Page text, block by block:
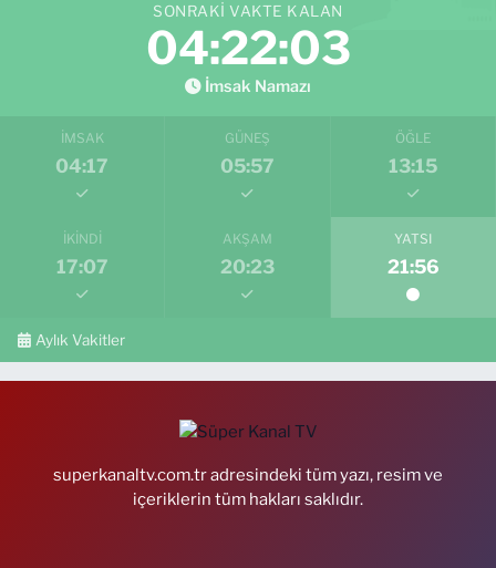
SONRAKI VAKTE KALAN
04:22:02
İmsak Namazı
İMSAK
04:17
GÜNEŞ
05:57
ÖĞLE
13:15
İKINDI
17:07
AKŞAM
20:23
YATSI
21:56
Aylık Vakitler
superkanaltv.com.tr adresindeki tüm yazı, resim ve
içeriklerin tüm hakları saklıdır.